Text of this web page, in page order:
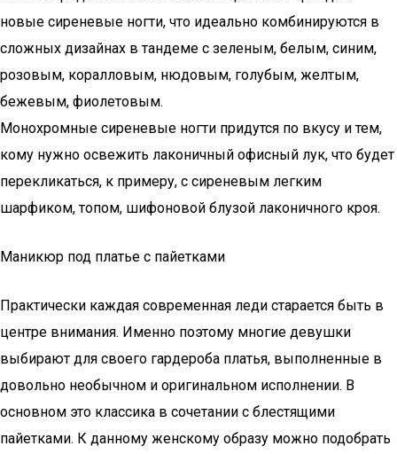
новые сиреневые ногти, что идеально комбинируются в
сложных дизайнах в тандеме с зеленым, белым, синим,
розовым, коралловым, нюдовым, голубым, желтым,
бежевым, фиолетовым.
Монохромные сиреневые ногти придутся по вкусу и тем,
кому нужно освежить лаконичный офисный лук, что будет
перекликаться, к примеру, с сиреневым легким
шарфиком, топом, шифоновой блузой лаконичного кроя.
Маникюр под платье с пайетками
Практически каждая современная леди старается быть в
центре внимания. Именно поэтому многие девушки
выбирают для своего гардероба платья, выполненные в
довольно необычном и оригинальном исполнении. В
основном это классика в сочетании с блестящими
пайетками. К данному женскому образу можно подобрать